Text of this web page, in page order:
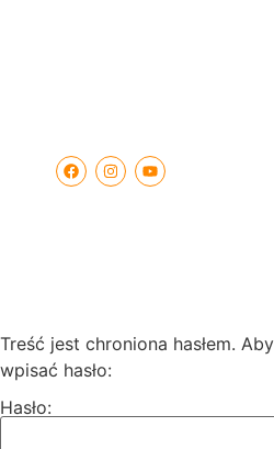
Treść jest chroniona hasłem.
wpisać hasło:
Hasło: